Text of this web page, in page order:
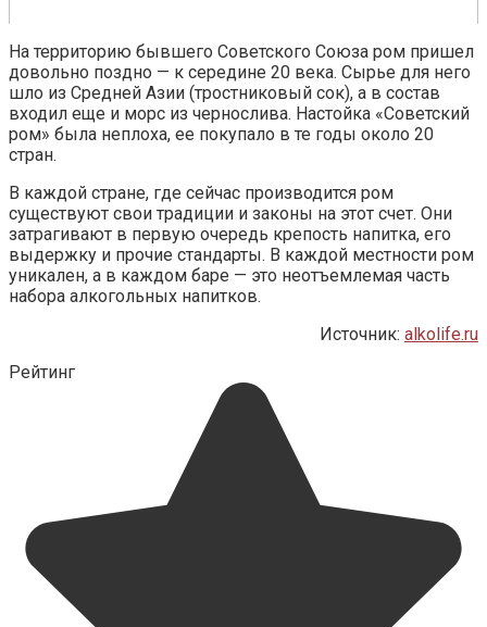
На территорию бывшего Советского Союза ром пришел
довольно поздно — к середине 20 века. Сырье для него
шло из Средней Азии (тростниковый сок), а в состав
входил еще и морс из чернослива. Настойка «Советский
ром» была неплоха, ее покупало в те годы около 20
стран.
В каждой стране, где сейчас производится ром
существуют свои традиции и законы на этот счет. Они
затрагивают в первую очередь крепость напитка, его
выдержку и прочие стандарты. В каждой местности ром
уникален, а в каждом баре — это неотъемлемая часть
набора алкогольных напитков.
Источник: alkolife.ru
Рейтинг